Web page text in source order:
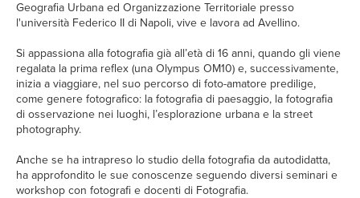
Geografia Urbana ed Organizzazione Territoriale presso
l'università Federico II di Napoli, vive e lavora ad Avellino.
Si appassiona alla fotografia già all’età di 16 anni, quando gli viene
regalata la prima reflex (una Olympus OM10) e, successivamente,
inizia a viaggiare, nel suo percorso di foto-amatore predilige,
come genere fotografico: la fotografia di paesaggio, la fotografia
di osservazione nei luoghi, l’esplorazione urbana e la street
photography.
Anche se ha intrapreso lo studio della fotografia da autodidatta,
ha approfondito le sue conoscenze seguendo diversi seminari e
workshop con fotografi e docenti di Fotografia.